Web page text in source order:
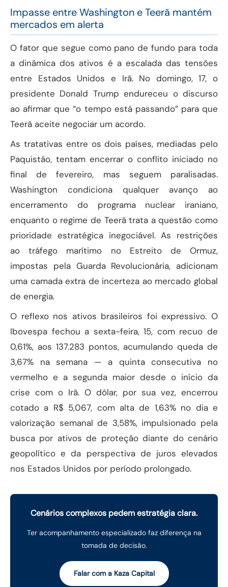
Impasse entre Washington e Teerã mantém
mercados em alerta
O fator que segue como pano de fundo para toda
a dinâmica dos ativos é a escalada das tensões
entre Estados Unidos e Irã. No domingo, 17, o
presidente Donald Trump endureceu o discurso
ao afirmar que “o tempo está passando” para que
Teerã aceite negociar um acordo.
As tratativas entre os dois países, mediadas pelo
Paquistão, tentam encerrar o conflito iniciado no
final de fevereiro, mas seguem paralisadas.
Washington condiciona qualquer avanço ao
encerramento do programa nuclear iraniano,
enquanto o regime de Teerã trata a questão como
prioridade estratégica inegociável. As restrições
ao tráfego marítimo no Estreito de Ormuz,
impostas pela Guarda Revolucionária, adicionam
uma camada extra de incerteza ao mercado global
de energia.
O reflexo nos ativos brasileiros foi expressivo. O
Ibovespa fechou a sexta-feira, 15, com recuo de
0,61%, aos 137.283 pontos, acumulando queda de
3,67% na semana — a quinta consecutiva no
vermelho e a segunda maior desde o início da
crise com o Irã. O dólar, por sua vez, encerrou
cotado a R$ 5,067, com alta de 1,63% no dia e
valorização semanal de 3,58%, impulsionado pela
busca por ativos de proteção diante do cenário
geopolítico e da perspectiva de juros elevados
nos Estados Unidos por período prolongado.
Cenários complexos pedem estratégia clara.
Ter acompanhamento especializado faz diferença na
tomada de decisão.
Falar com a Kaza Capital